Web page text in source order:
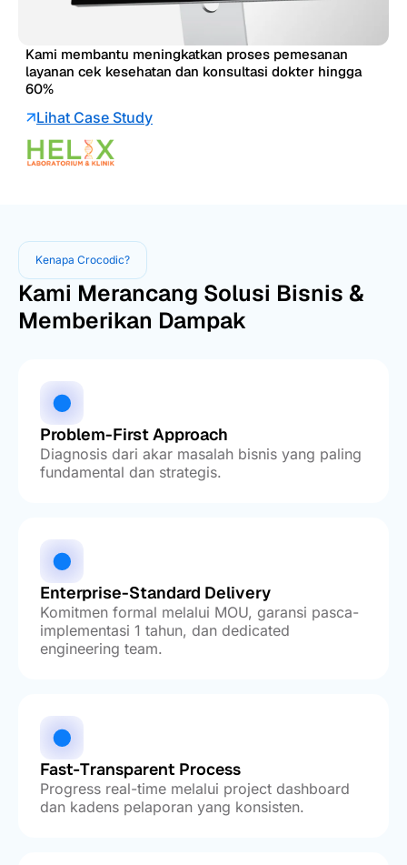
Kami membantu meningkatkan proses pemesanan
layanan cek kesehatan dan konsultasi dokter hingga
60%
Lihat Case Study
Kenapa Crocodic?
Kami Merancang Solusi Bisnis &
Memberikan Dampak
Problem-First Approach
Diagnosis dari akar masalah bisnis yang paling
fundamental dan strategis.
Enterprise-Standard Delivery
Komitmen formal melalui MOU, garansi pasca-
implementasi 1 tahun, dan dedicated
engineering team.
Fast-Transparent Process
Progress real-time melalui project dashboard
dan kadens pelaporan yang konsisten.